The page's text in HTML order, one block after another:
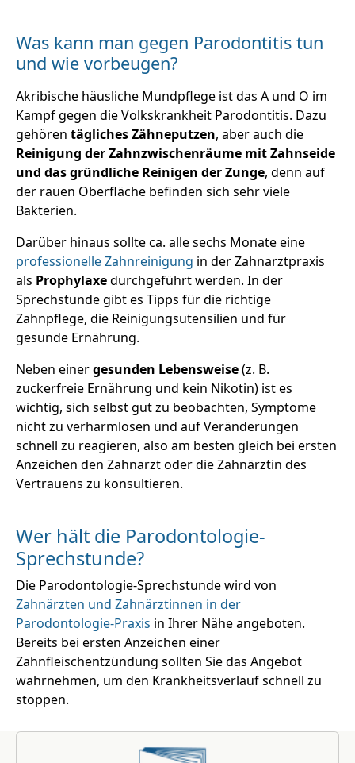
Was kann man gegen Parodontitis tun
und wie vorbeugen?
Akribische häusliche Mundpflege ist das A und O im
Kampf gegen die Volkskrankheit Parodontitis. Dazu
gehören tägliches Zähneputzen, aber auch die
Reinigung der Zahnzwischenräume mit Zahnseide
und das gründliche Reinigen der Zunge, denn auf
der rauen Oberfläche befinden sich sehr viele
Bakterien.
Darüber hinaus sollte ca. alle sechs Monate eine
professionelle Zahnreinigung in der Zahnarztpraxis
als Prophylaxedurchgeführt werden. In der
Sprechstunde gibt es Tipps für die richtige
Zahnpflege, die Reinigungsutensilien und für
gesunde Ernährung.
Neben einergesunden Lebensweise(z. B.
zuckerfreie Ernährung und kein Nikotin) ist es
wichtig, sich selbst gut zu beobachten, Symptome
nicht zu verharmlosen und auf Veränderungen
schnell zu reagieren, also am besten gleich bei ersten
Anzeichen den Zahnarzt oder die Zahnärztin des
Vertrauens zu konsultieren.
Wer hält die Parodontologie-
Sprechstunde?
Die Parodontologie-Sprechstunde wird von
Zahnärzten und Zahnärztinnen in der
Parodontologie-Praxis in Ihrer Nähe angeboten.
Bereits bei ersten Anzeichen einer
Zahnfleischentzündung sollten Sie das Angebot
wahrnehmen, um den Krankheitsverlauf schnell zu
stoppen.